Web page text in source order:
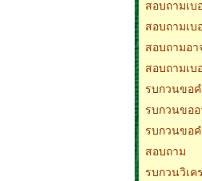
สอบถามเบ
สอบถามเบ
สอบถามอา
สอบถามเบ
รบกวนขอ
รบกวนขออ
รบกวนขอ
สอบถาม
รบกวนวิเค